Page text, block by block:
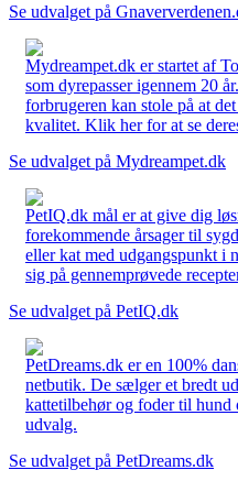
Se udvalget på
Mydreampet.dk er startet af
som dyrepasser igennem 20
forbrugeren kan stole på at
kvalitet. Klik her for at se
Se udvalget på Mydreampet.dk
PetIQ.dk mål er at give dig
forekommende årsager til
eller kat med udgangspunkt i
sig på gennemprøvede
Se udvalget på PetIQ.dk
PetDreams.dk er en 100%
netbutik. De sælger et bredt
kattetilbehør og foder til hund
udvalg.
Se udvalget på PetDreams.dk